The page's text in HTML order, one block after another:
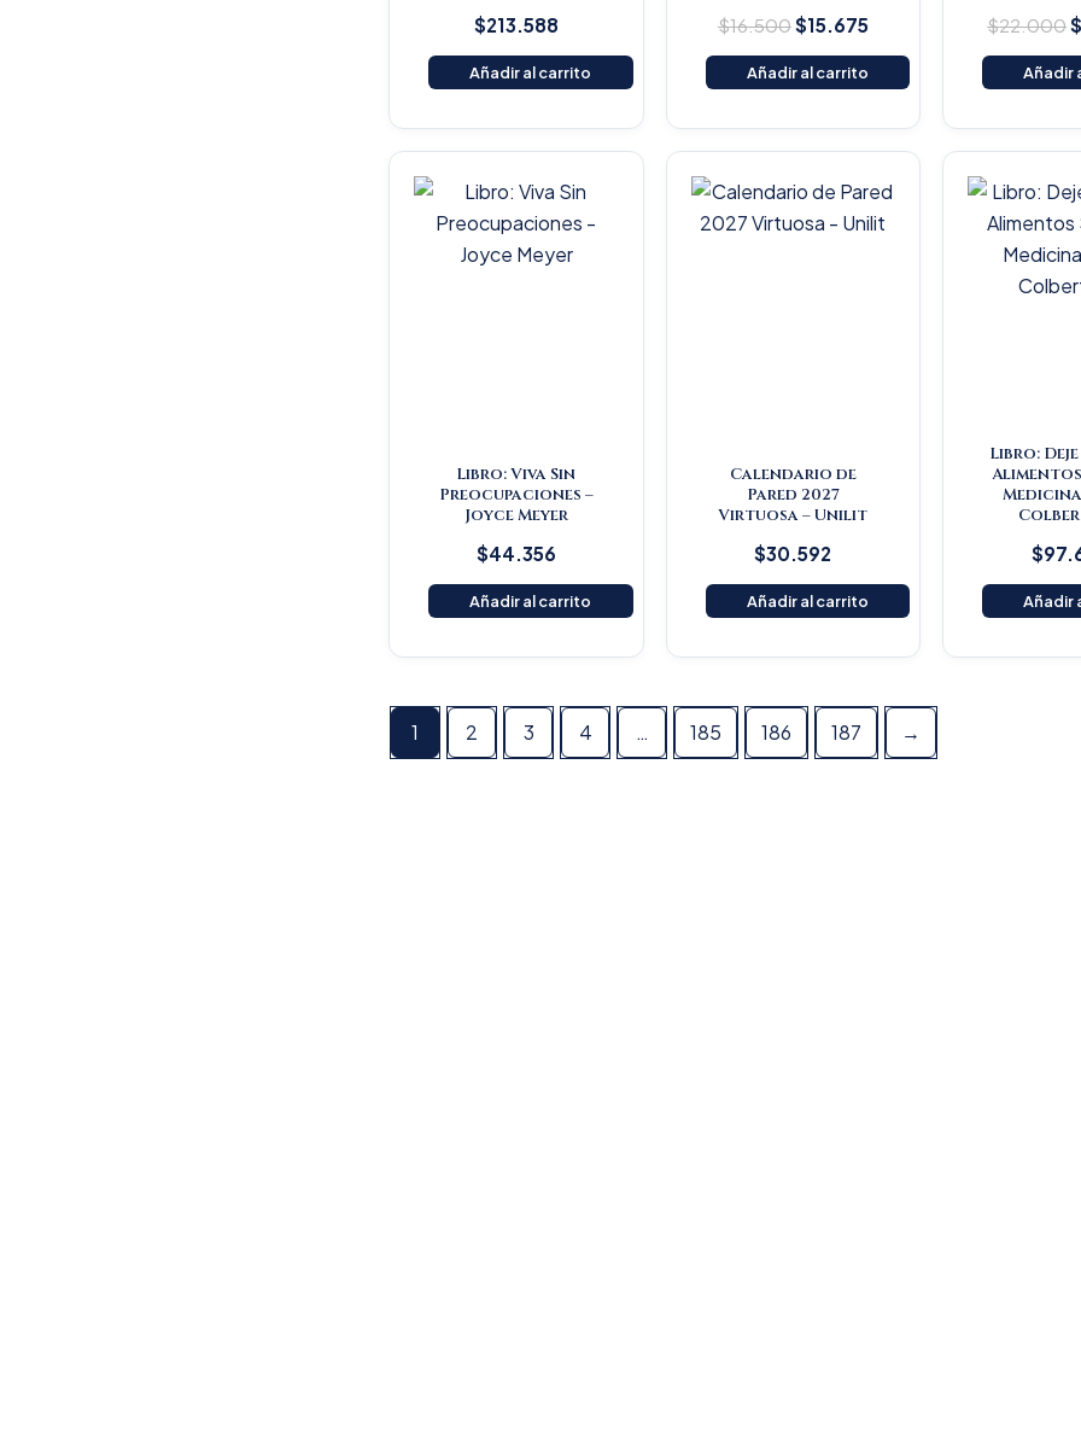
$213.588
Añadir al carrito
$16.500$15.675
Añadir al carrito
$22.000$
Añadir
Libro: Viva Sin
Preocupaciones –
Joyce Meyer
$44.356
Añadir al carrito
Calendario de
Pared 2027
Virtuosa – Unilit
$30.592
Añadir al carrito
Libro:
Alimentos
$
Añadir
1 2 3 4 … 185 186 187 →